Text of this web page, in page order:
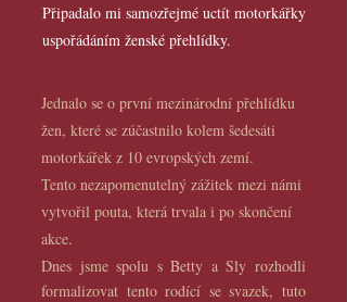
Připadalo mi samozřejmé uctít motorkářky
uspořádáním ženské přehlídky.
Jednalo se o první mezinárodní přehlídku
žen, které se zúčastnilo kolem šedesáti
motorkářek z 10 evropských zemí.
Tento nezapomenutelný zážitek mezi námi
vytvořil pouta, která trvala i po skončení
akce.
Dnes jsme spolu s Betty a Sly rozhodli
formalizovat tento rodící se svazek, tuto